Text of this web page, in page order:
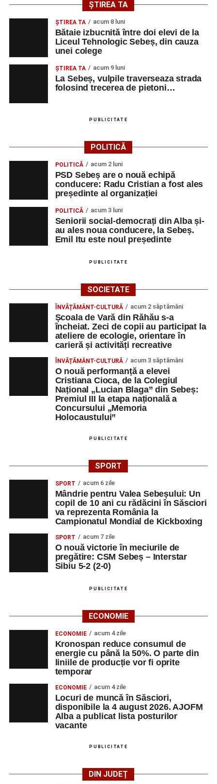
Napoca).
AcompaniazăCluj Tango Orchestra:
Irina Indrei – pian
Robert Indrei – bandoneon
Milena Vădan – vioară
Emanuel Elcean – contrabas
Adrian Lup – violoncel
Vlad Dordea.
Piața Primăriei
Orele 17.00–20.00– Punct oficial de înscrieri și informații
SÂMBĂTĂ, 22 AUGUST 2026
Platoul Centrului Cultural „Lucian
Blaga” Sebeș
(Race Office) pentru competiția„Cicloaventurier de
Râpa Roșie
Orele 17.00–20.00
– Antrenamente libere pe traseul de
Centrul Cultural „Lucian Blaga”
Sebeș – Sala de spectacole
– Proiecție cinematografică:
Gabi Virginia Șarga și Cătălin Rotaru, producător Gabi
DUMINICĂ, 23 AUGUST 2026
Râpa Roșie
„Cicloaventurier de Sebeș”
al competiției MTB pentru copii.
LUNI, 24 AUGUST 2026
Ora 18.00– Activități recreative pentru copii, susținute de
trupele de teatru„Gepetto”și„Pied Piper”
Seară cu tradiții săsești, cu participarea:
Fanfarei din Petrești;
Trupei de Dansuri Săsești;
Alexandrei Pamfilie;
Alfred Dahinten.
– Proiecție cinematografică:
de Federico Fellini și Tullio Pinelli.
ȘTIREA TA
ŞTIREA TA acum 8 luni
Bătaie izbucnită între doi elevi de la
Liceul Tehnologic Sebeș, din cauza
unei colege
ŞTIREA TA acum 9 luni
La Sebeș, vulpile traverseaza strada
folosind trecerea de pietoni…
PUBLICITATE
POLITICĂ
POLITICĂ acum 2 luni
PSD Sebeș are o nouă echipă
conducere: Radu Cristian a fost ales
președinte al organizației
POLITICĂ acum 3 luni
Seniorii social-democrați din Alba și-
au ales noua conducere, la Sebeș.
Emil Itu este noul președinte
PUBLICITATE
SOCIETATE
ÎNVĂȚĂMÂNT-CULTURĂ acum 2 săptămâni
Școala de Vară din Răhău s-a
încheiat. Zeci de copii au participat la
ateliere de ecologie, orientare în
carieră și activități recreative
ÎNVĂȚĂMÂNT-CULTURĂ acum 3 săptămâni
O nouă performanță a elevei
Cristiana Cioca, de la Colegiul
Național „Lucian Blaga” din Sebeș:
Premiul III la etapa națională a
Concursului „Memoria
Holocaustului”
PUBLICITATE
SPORT
SPORT acum 6 zile
Mândrie pentru Valea Sebeșului: Un
copil de 10 ani cu rădăcini în Săsciori
va reprezenta România la
Campionatul Mondial de Kickboxing
SPORT acum 7 zile
O nouă victorie în meciurile de
pregătire: CSM Sebeș – Interstar
Sibiu 5-2 (2-0)
PUBLICITATE
ECONOMIE
ECONOMIE acum 4 zile
Kronospan reduce consumul de
energie cu până la 50%. O parte din
liniile de producție vor fi oprite
temporar
ECONOMIE acum 4 zile
Locuri de muncă în Săsciori,
disponibile la 4 august 2026. AJOFM
Alba a publicat lista posturilor
vacante
PUBLICITATE
DIN JUDEȚ